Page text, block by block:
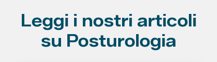
Leggi i nostri articoli
su Posturologia